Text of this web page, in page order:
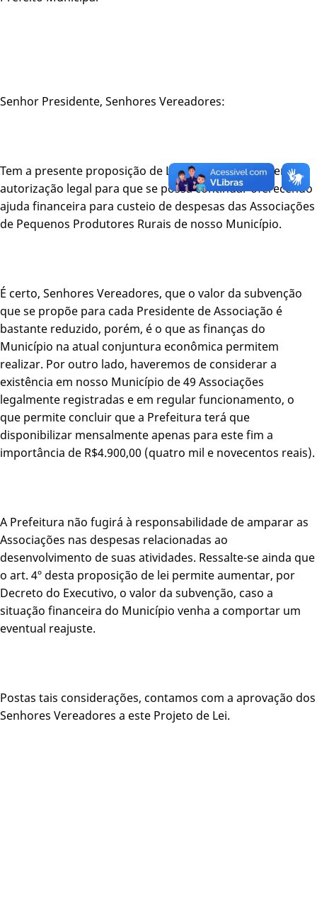
Senhor Presidente, Senhores Vereadores:
Tem a presente proposição de Lei o objetivo de obter
autorização legal para que se possa continuar oferecendo
ajuda financeira para custeio de despesas das Associações
de Pequenos Produtores Rurais de nosso Município.
É certo, Senhores Vereadores, que o valor da subvenção
que se propõe para cada Presidente de Associação é
bastante reduzido, porém, é o que as finanças do
Município na atual conjuntura econômica permitem
realizar. Por outro lado, haveremos de considerar a
existência em nosso Município de 49 Associações
legalmente registradas e em regular funcionamento, o
que permite concluir que a Prefeitura terá que
disponibilizar mensalmente apenas para este fim a
importância de R$4.900,00 (quatro mil e novecentos reais).
A Prefeitura não fugirá à responsabilidade de amparar as
Associações nas despesas relacionadas ao
desenvolvimento de suas atividades. Ressalte-se ainda que
o art. 4º desta proposição de lei permite aumentar, por
Decreto do Executivo, o valor da subvenção, caso a
situação financeira do Município venha a comportar um
eventual reajuste.
Postas tais considerações, contamos com a aprovação dos
Senhores Vereadores a este Projeto de Lei.